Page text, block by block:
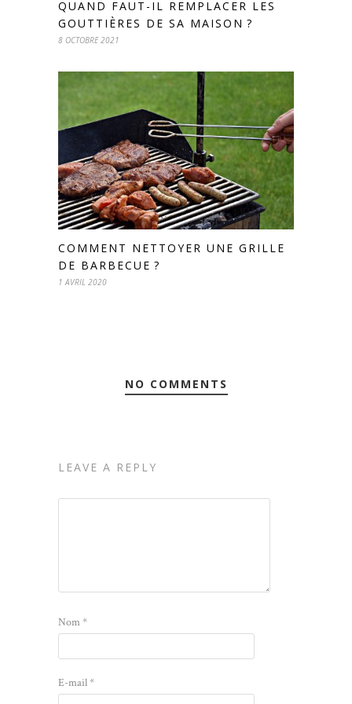
QUAND FAUT-IL REMPLACER LES
GOUTTIÈRES DE SA MAISON ?
8 OCTOBRE 2021
COMMENT NETTOYER UNE GRILLE
DE BARBECUE ?
1 AVRIL 2020
NO COMMENTS
LEAVE A REPLY
Nom*
E-mail*